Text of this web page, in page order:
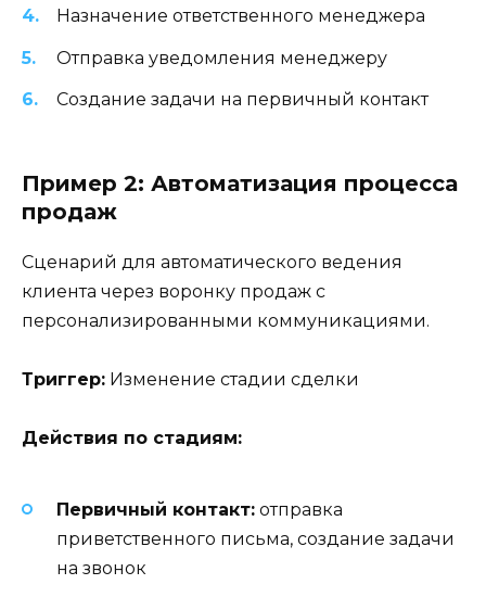
Назначение ответственного менеджера
Отправка уведомления менеджеру
Создание задачи на первичный контакт
Пример 2: Автоматизация процесса
продаж
Сценарий для автоматического ведения
клиента через воронку продаж с
персонализированными коммуникациями.
Триггер: Изменение стадии сделки
Действия по стадиям:
Первичный контакт: отправка
приветственного письма, создание задачи
на звонок